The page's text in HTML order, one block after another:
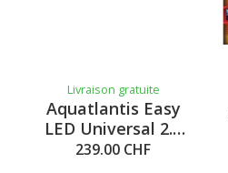
Livraison gratuite
Aquatlantis Easy
LED Universal 2.0
pour Aquatable
239.00 CHF